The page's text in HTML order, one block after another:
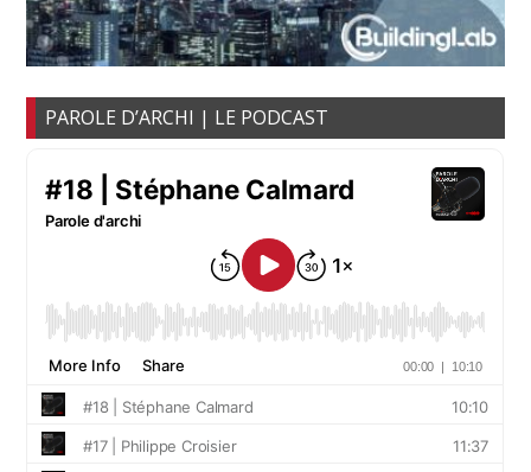
PAROLE D’ARCHI | LE PODCAST